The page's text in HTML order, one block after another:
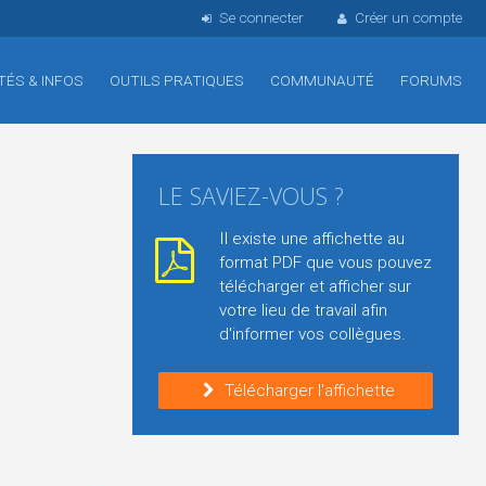
Se connecter Créer un compte
& INFOS OUTILS PRATIQUES COMMUNAUTÉ FORUMS
LE SAVIEZ-VOUS ?
Il existe une affichette au
format PDF que vous pouvez
télécharger et afficher sur
votre lieu de travail afin
d'informer vos collègues.
Télécharger l'affichette